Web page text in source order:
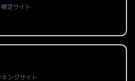
定サイト
ングサイト